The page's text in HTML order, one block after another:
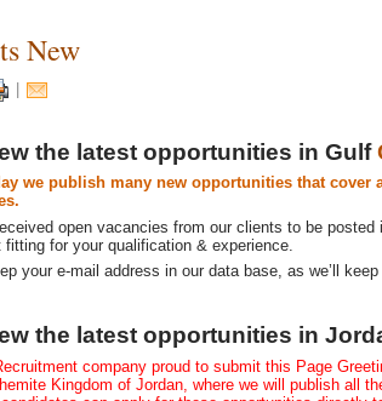
UAE is seeking job vacancies: Site Engineer –
New
|
the latest opportunities in Gulf
we publish many new opportunities that
open vacancies from our clients to be
fitting for your qualification & experience.
your e-mail address in our data base, as we’ll
the latest opportunities in
company proud to submit this Page
Kingdom of Jordan, where we will publish all